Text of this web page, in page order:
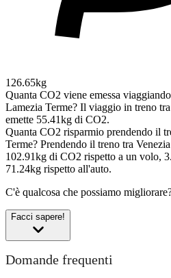
126.65kg
Quanta CO2 viene emessa
Lamezia Terme? Il viaggio in treno
emette 55.41kg di CO2.
Quanta CO2 risparmio prendendo il
Terme? Prendendo il treno tra
102.91kg di CO2 rispetto a un volo,
71.24kg rispetto all'auto.
C'è qualcosa che possiamo
Facci sapere!
Domande frequenti